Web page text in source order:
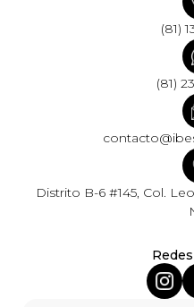
(81)
(81)
Distrito B-6 #145, Col.